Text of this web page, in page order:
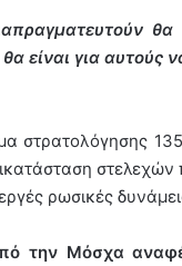
είναι για αυτούς
στρατολόγησης
ρωσικές
την Μόσχα